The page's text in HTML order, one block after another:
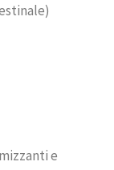
e